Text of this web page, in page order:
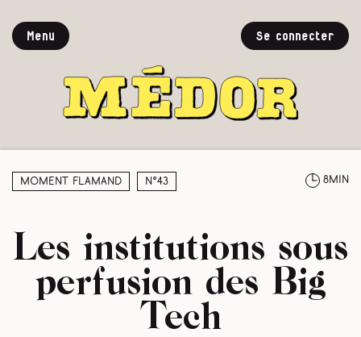
Menu Se connecter
Moment Flamand N°43 8min
Les institutions sous
perfusion des Big
Tech